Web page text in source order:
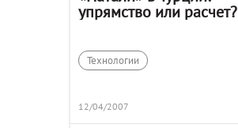
упрямство или расчет?
Технологии
12/04/2007